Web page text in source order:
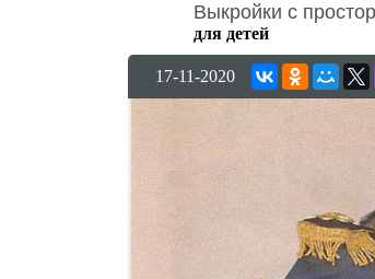
Выкройки с
для детей
17-11-2020